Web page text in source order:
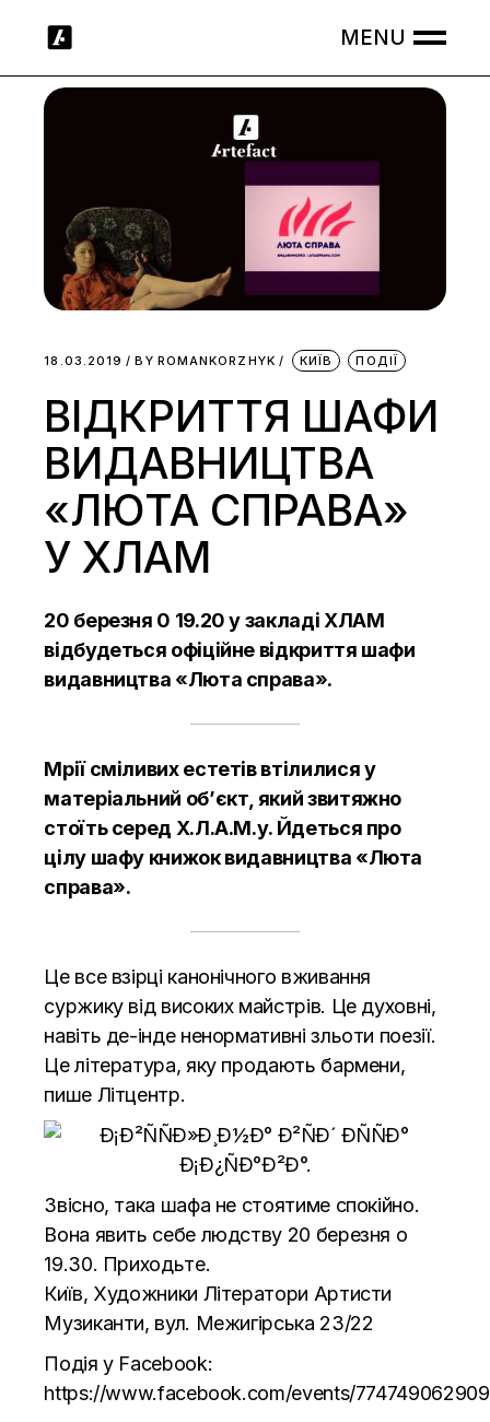
18.03.2019 BY ROMANKORZHYK КИЇВ ПОДІЇ
ВІДКРИТТЯ ШАФИ
ВИДАВНИЦТВА
«ЛЮТА СПРАВА»
У ХЛАМ
20 березня 0 19.20 у закладі ХЛАМ
відбудеться офіційне відкриття шафи
видавництва «Люта справа».
Мрії сміливих естетів втілилися у
матеріальний об’єкт, який звитяжно
стоїть серед Х.Л.А.М.у. Йдеться про
цілу шафу книжок видавництва «Люта
справа».
Це все взірці канонічного вживання
суржику від високих майстрів. Це духовні,
навіть де-інде ненормативні зльоти поезії.
Це література, яку продають бармени,
пише Літцентр.
Звісно, така шафа не стоятиме спокійно.
Вона явить себе людству 20 березня о
19.30. Приходьте.
Київ, Художники Літератори Артисти
Музиканти, вул. Межигірська 23/22
Подія у Facebook:
https://www.facebook.com/events/